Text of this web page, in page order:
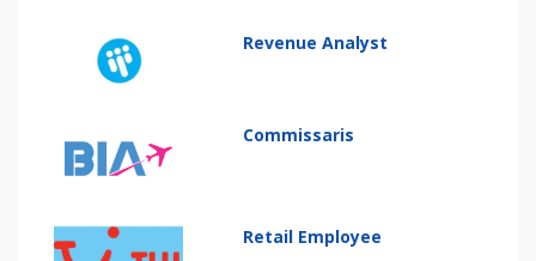
Revenue Analyst
Commissaris
Retail Employee